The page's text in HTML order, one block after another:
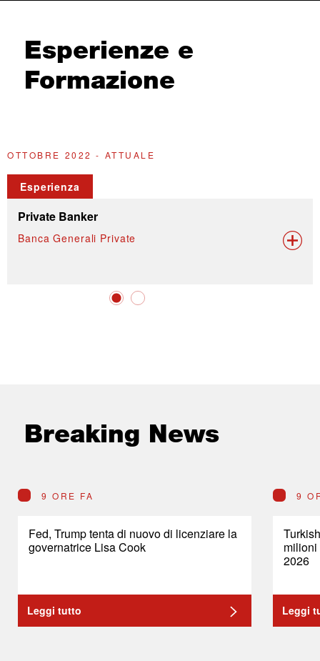
Esperienze e
Formazione
OTTOBRE 2022 - ATTUALE
Esperienza
Private Banker
Banca Generali Private
Breaking News
9 ORE FA
Fed, Trump tenta di nuovo di licenziare la
governatrice Lisa Cook
Leggi tutto
9
2026
Leggi